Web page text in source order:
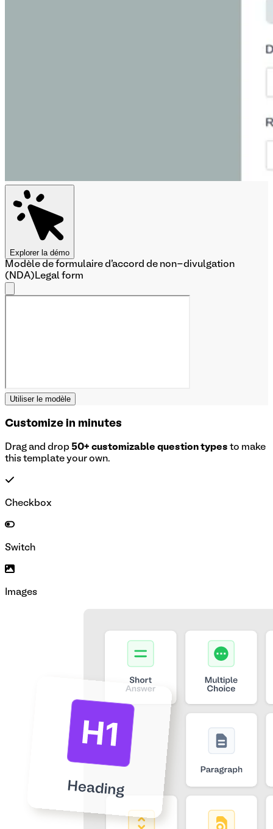
Explorer la démo
Modèle de formulaire d'accord de non-divulgation
(NDA) Legal form
Utiliser le modèle
Customize in minutes
Drag and drop 50+ customizable question types to make
this template your own.
Checkbox
Switch
Images